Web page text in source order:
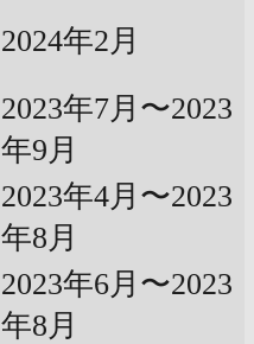
2024年2月
2023年7月〜2023
年9月
2023年4月〜2023
年8月
2023年6月〜2023
年8月